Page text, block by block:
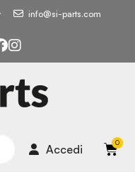
info@si-parts.com
Accedi